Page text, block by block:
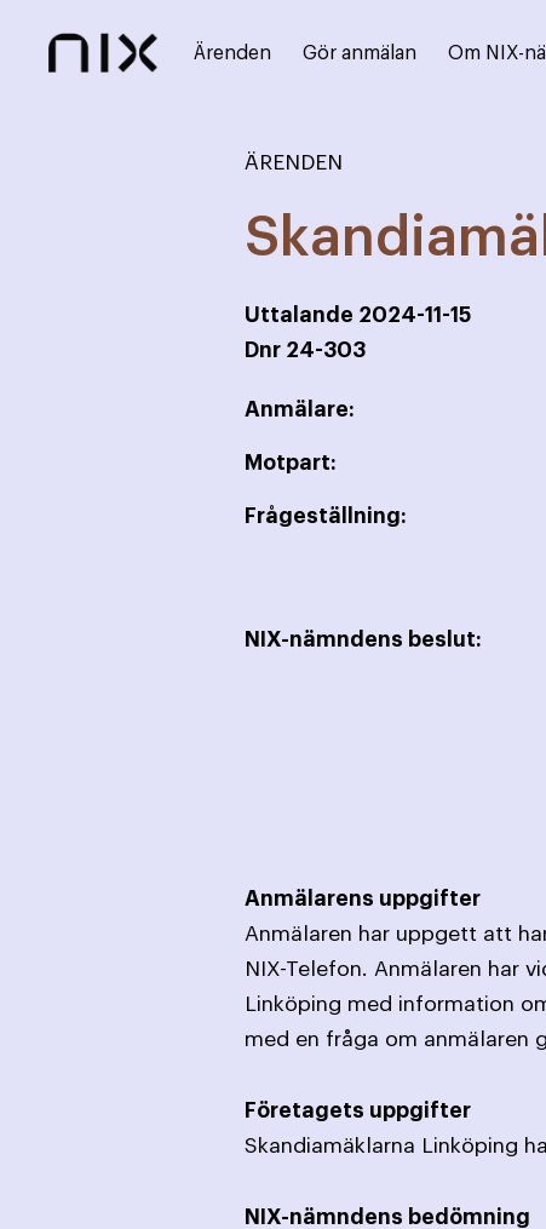
Ärenden Gör anmälan Om NIX-
ÄRENDEN
Uttalande 2024-11-15
Dnr 24-303
Anmälare:
Motpart:
Frågeställning:
NIX-nämndens beslut:
Anmälarens uppgifter
Anmälaren har uppgett att
NIX-Telefon. Anmälaren har
Linköping med information
med en fråga om anmälaren
Företagets uppgifter
Skandiamäklarna Linköping
NIX-nämndens bedömning